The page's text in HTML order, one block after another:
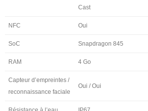
Cast
NFC Oui
SoC Snapdragon 845
RAM 4 Go
Capteur d’empreintes /
reconnaissance faciale
Oui / Oui